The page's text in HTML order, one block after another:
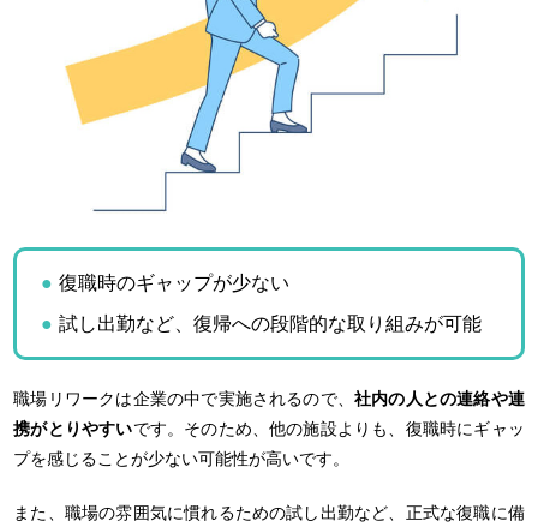
復職時のギャップが少ない
試し出勤など、復帰への段階的な取り組みが可能
職場リワークは企業の中で実施されるので、社内の人との連絡や連
携がとりやすいです。そのため、他の施設よりも、復職時にギャッ
プを感じることが少ない可能性が高いです。
また、職場の雰囲気に慣れるための試し出勤など、正式な復職に備